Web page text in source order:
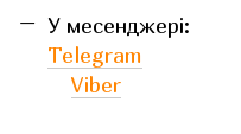
У месенджері:
Telegram
Viber